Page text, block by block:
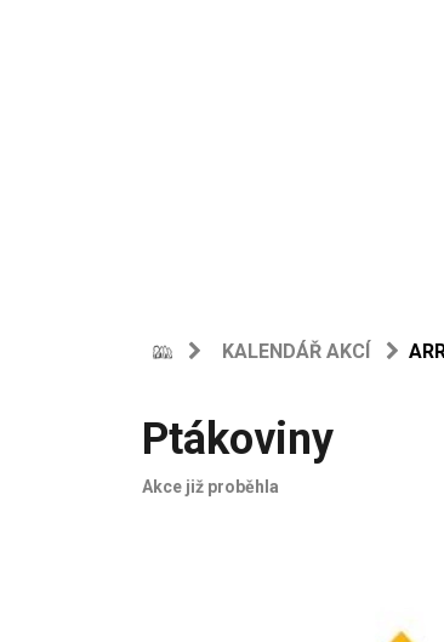
KALENDÁŘ AKCÍ
Ptákoviny
Akce již proběhla